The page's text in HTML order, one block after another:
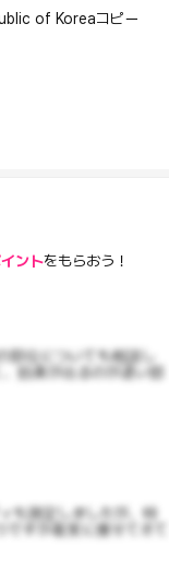
of Koreaコピー
ントをもらおう！
部位についても相談し
効果が出るのが遅い部
も測定しましたが、特
ですが着実に痩せてきて